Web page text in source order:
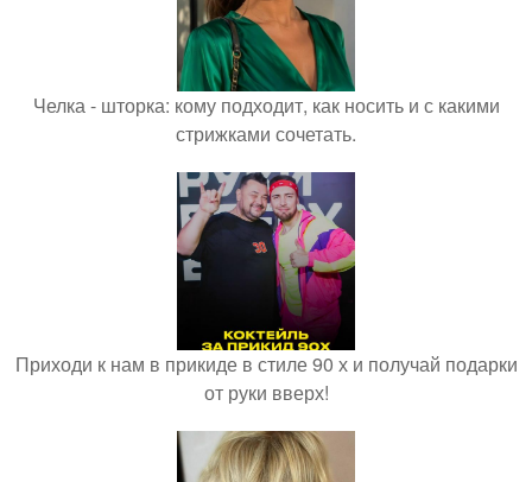
Челка - шторка: кому подходит, как носить и с какими
стрижками сочетать.
Приходи к нам в прикиде в стиле 90 х и получай подарки
от руки вверх!